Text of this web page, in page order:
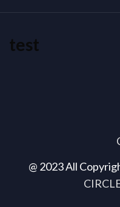
@ 2023 All
test